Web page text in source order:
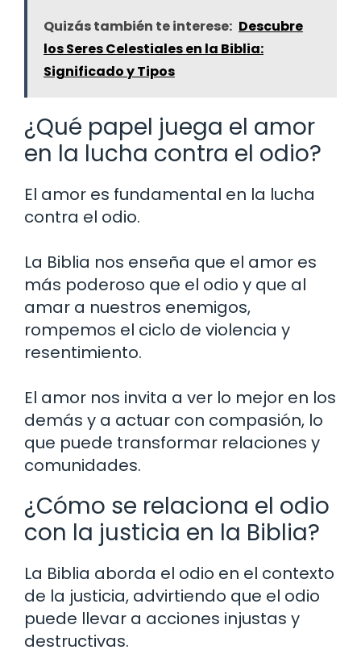
Quizás también te interese: Descubre
los Seres Celestiales en la Biblia:
Significado y Tipos
¿Qué papel juega el amor
en la lucha contra el odio?
El amor es fundamental en la lucha
contra el odio.
La Biblia nos enseña que el amor es
más poderoso que el odio y que al
amar a nuestros enemigos,
rompemos el ciclo de violencia y
resentimiento.
El amor nos invita a ver lo mejor en los
demás y a actuar con compasión, lo
que puede transformar relaciones y
comunidades.
¿Cómo se relaciona el odio
con la justicia en la Biblia?
La Biblia aborda el odio en el contexto
de la justicia, advirtiendo que el odio
puede llevar a acciones injustas y
destructivas.